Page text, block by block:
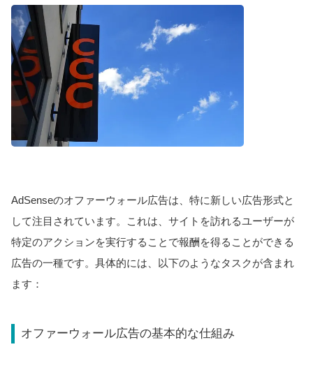
AdSenseのオファーウォール広告は、特に新しい広告形式と
して注目されています。これは、サイトを訪れるユーザーが
特定のアクションを実行することで報酬を得ることができる
広告の一種です。具体的には、以下のようなタスクが含まれ
ます：
オファーウォール広告の基本的な仕組み